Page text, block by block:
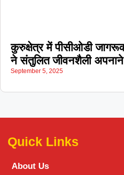
कुरुक्षेत्र में पीसीओडी
ने संतुलित जीवनशैली अपनाने
September 5, 2025
Quick Links
About Us